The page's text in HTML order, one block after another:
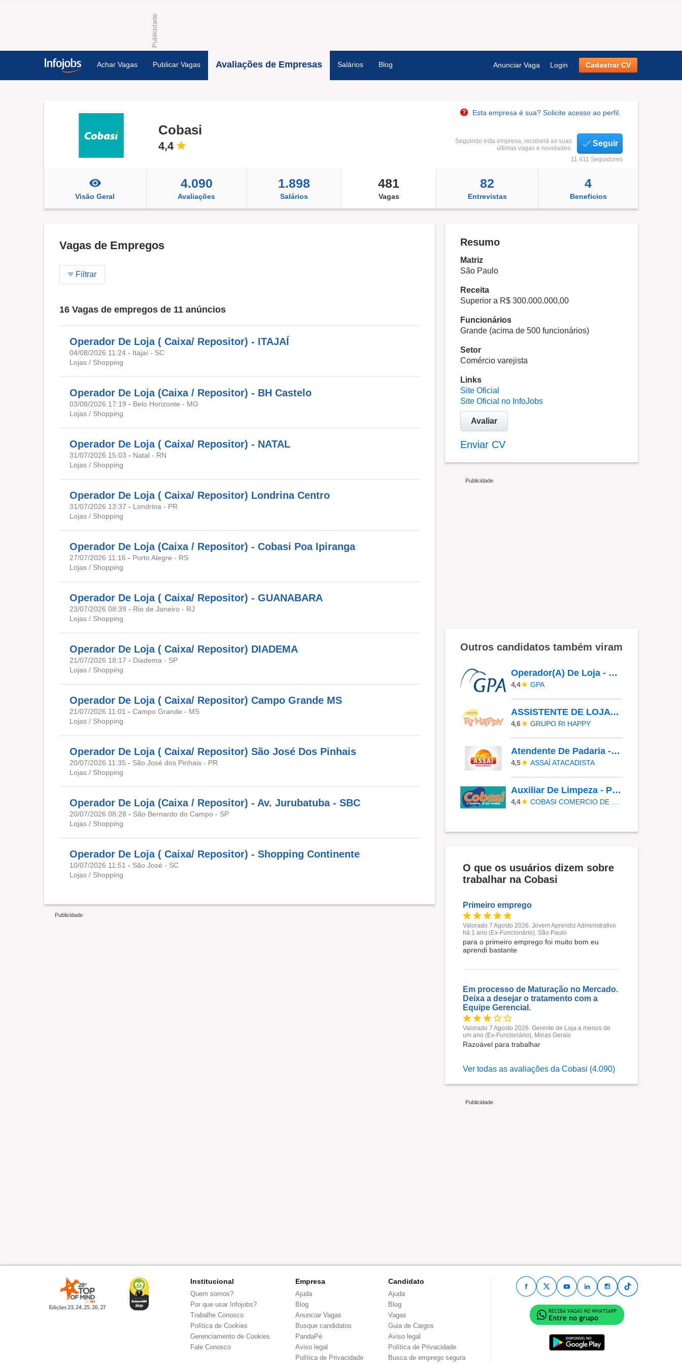
Achar Vagas Publicar Vagas Avaliações de Empresas Salários Blog Anunciar Vaga Login Cadastrar CV
Esta empresa é sua? Solicite acesso ao perfil.
Cobasi
4,4
Seguindo esta empresa, receberá as suas
últimas vagas e novidades.
Seguir
11.411 Seguidores
Visão Geral
4.090
Avaliações
1.898
Salários
481
Vagas
82
Entrevistas
4
Beneficios
Vagas de Empregos
Filtrar
16 Vagas de empregos de 11 anúncios
Operador De Loja ( Caixa/ Repositor) - ITAJAÍ
04/08/2026 11:24 - Itajaí - SC
Lojas / Shopping
Operador De Loja (Caixa / Repositor) - BH Castelo
03/08/2026 17:19 - Belo Horizonte - MG
Lojas / Shopping
Operador De Loja ( Caixa/ Repositor) - NATAL
31/07/2026 15:03 - Natal - RN
Lojas / Shopping
Operador De Loja ( Caixa/ Repositor) Londrina Centro
31/07/2026 13:37 - Londrina - PR
Lojas / Shopping
Operador De Loja (Caixa / Repositor) - Cobasi Poa Ipiranga
27/07/2026 11:16 - Porto Alegre - RS
Lojas / Shopping
Operador De Loja ( Caixa/ Repositor) - GUANABARA
23/07/2026 08:39 - Rio de Janeiro - RJ
Lojas / Shopping
Operador De Loja ( Caixa/ Repositor) DIADEMA
21/07/2026 18:17 - Diadema - SP
Lojas / Shopping
Operador De Loja ( Caixa/ Repositor) Campo Grande MS
21/07/2026 11:01 - Campo Grande - MS
Lojas / Shopping
Operador De Loja ( Caixa/ Repositor) São José Dos Pinhais
20/07/2026 11:35 - São José dos Pinhais - PR
Lojas / Shopping
Operador De Loja (Caixa / Repositor) - Av. Jurubatuba - SBC
20/07/2026 08:28 - São Bernardo do Campo - SP
Lojas / Shopping
Operador De Loja ( Caixa/ Repositor) - Shopping Continente
10/07/2026 11:51 - São José - SC
Lojas / Shopping
Resumo
Matriz
São Paulo
Receita
Superior a R$ 300.000.000,00
Funcionários
Grande (acima de 500 funcionários)
Setor
Comércio varejista
Links
Site Oficial
Site Oficial no InfoJobs
Avaliar
Enviar CV
Outros candidatos também viram
Operador(A) De Loja - Jardim Das Palmeiras - Campinas SP
4,4 GPA
ASSISTENTE DE LOJA - RIO PRETO SHOPPING - EFETIVO
4,6 GRUPO RI HAPPY
Atendente De Padaria - Temporário (Alto Da XV)
4,5 ASSAÍ ATACADISTA
Auxiliar De Limpeza - Paulinia
4,4
O que os usuários dizem sobre
trabalhar na Cobasi
Primeiro emprego
Valorado 7 Agosto 2026. Jovem Aprendiz Administrativo
há 1 ano (Ex-Funcionário), São Paulo
para o primeiro emprego foi muito bom eu
aprendi bastante
Em processo de Maturação no Mercado.
Deixa a desejar o tratamento com a
Equipe Gerencial.
Valorado 7 Agosto 2026. Gerente de Loja a menos de
um ano (Ex-Funcionário), Minas Gerais
Razoável para trabalhar
Ver todas as avaliações da Cobasi (4.090)
Institucional
Quem somos?
Por que usar Infojobs?
Trabalhe Conosco
Política de Cookies
Gerenciamento de Cookies
Fale Conosco
Empresa
Ajuda
Blog
Anunciar Vagas
Busque candidatos
PandaPé
Aviso legal
Política de Privacidade
Candidato
Ajuda
Blog
Vagas
Guia de Cargos
Aviso legal
Política de Privacidade
Busca de emprego segura